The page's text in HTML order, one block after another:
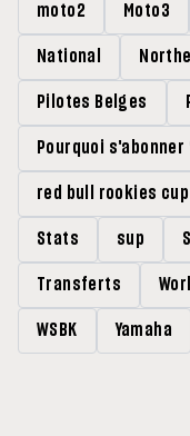
moto2 Moto3
National
Pilotes Belges
Pourquoi s'abonner
red bull rookies cup
Stats sup
Transferts
WSBK Yamaha